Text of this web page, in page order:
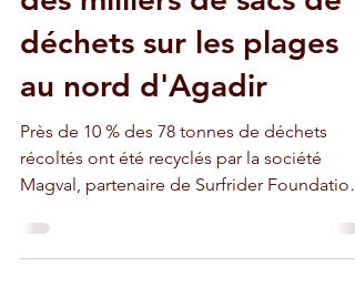
des milliers de sacs de
déchets sur les plages
au nord d'Agadir
Près de 10 % des 78 tonnes de déchets
récoltés ont été recyclés par la société
Magval, partenaire de Surfrider Foundation
Maroc